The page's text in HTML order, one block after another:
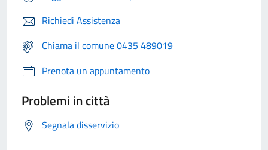
Richiedi Assistenza
Chiama il comune 0435 489019
Prenota un appuntamento
Problemi in città
Segnala disservizio